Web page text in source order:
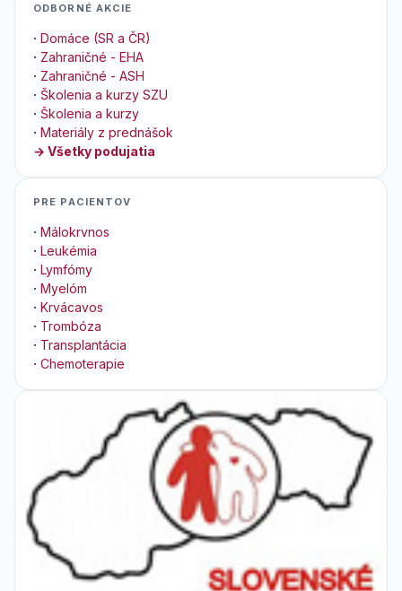
ODBORNÉ AKCIE
· Domáce (SR a ČR)
· Zahraničné - EHA
· Zahraničné - ASH
· Školenia a kurzy SZU
· Školenia a kurzy
· Materiály z prednášok
→ Všetky podujatia
PRE PACIENTOV
· Málokrvnos
· Leukémia
· Lymfómy
· Myelóm
· Krvácavos
· Trombóza
· Transplantácia
· Chemoterapie